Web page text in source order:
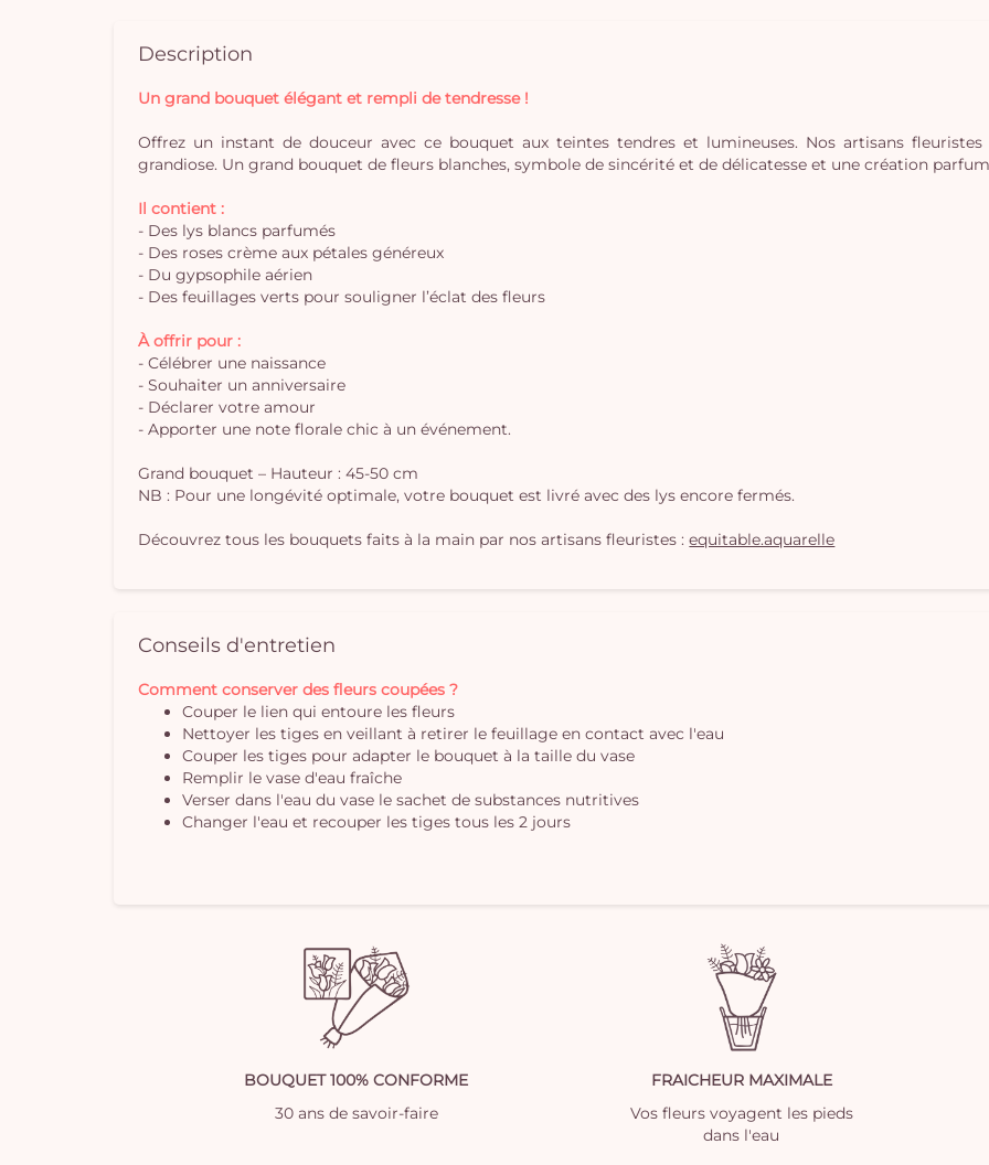
Description
Un grand bouquet élégant et rempli de tendresse !
Offrez un instant de douceur avec ce bouquet aux teintes tendres et lumineuses. Nos artisans
grandiose. Un grand bouquet de fleurs blanches, symbole de sincérité et de délicatesse et une création
Il contient :
- Des lys blancs parfumés
- Des roses crème aux pétales généreux
- Du gypsophile aérien
- Des feuillages verts pour souligner l’éclat des fleurs
À offrir pour :
- Célébrer une naissance
- Souhaiter un anniversaire
- Déclarer votre amour
- Apporter une note florale chic à un événement.
Grand bouquet – Hauteur : 45-50 cm
NB : Pour une longévité optimale, votre bouquet est livré avec des lys encore fermés.
Découvrez tous les bouquets faits à la main par nos artisans fleuristes :equitable.aquarelle
Conseils d'entretien
Comment conserver des fleurs coupées ?
Couper le lien qui entoure les fleurs
Nettoyer les tiges en veillant à retirer le feuillage en contact avec l'eau
Couper les tiges pour adapter le bouquet à la taille du vase
Remplir le vase d'eau fraîche
Verser dans l'eau du vase le sachet de substances nutritives
Changer l'eau et recouper les tiges tous les 2 jours
BOUQUET 100% CONFORME
30 ans de savoir-faire
FRAICHEUR MAXIMALE
Vos fleurs voyagent les pieds
dans l'eau